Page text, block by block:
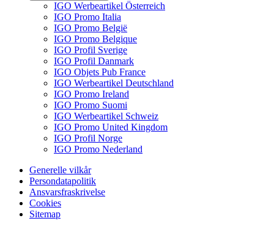
IGO Werbeartikel Österreich
IGO Promo Italia
IGO Promo België
IGO Promo Belgique
IGO Profil Sverige
IGO Profil Danmark
IGO Objets Pub France
IGO Werbeartikel Deutschland
IGO Promo Ireland
IGO Promo Suomi
IGO Werbeartikel Schweiz
IGO Promo United Kingdom
IGO Profil Norge
IGO Promo Nederland
Generelle vilkår
Persondatapolitik
Ansvarsfraskrivelse
Cookies
Sitemap